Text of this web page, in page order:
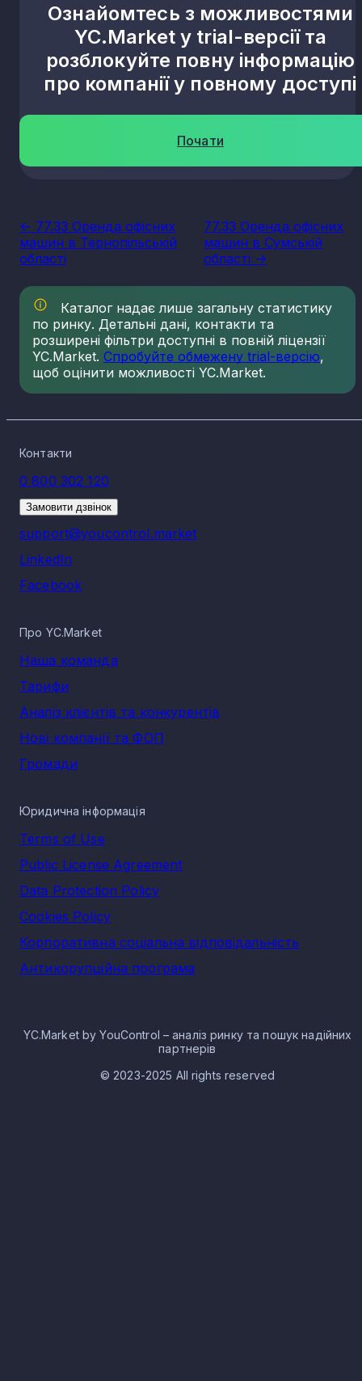
Ознайомтесь з можливостями
YC.Market у trial-версії та
розблокуйте повну інформацію
про компанії у повному доступі
Почати
<- 77.33 Оренда офісних
машин в Тернопільській
області
77.33 Оренда офісних
машин в Сумській
області ->
Каталог надає лише загальну статистику
по ринку. Детальні дані, контакти та
розширені фільтри доступні в повній ліцензії
YC.Market. Спробуйте обмежену trial-версію,
щоб оцінити можливості YC.Market.
Контакти
0 800 302 120
Замовити дзвінок
support@youcontrol.market
LinkedIn
Facebook
Про YC.Market
Наша команда
Тарифи
Аналіз клієнтів та конкурентів
Нові компанії та ФОП
Громади
Юридична інформація
Terms of Use
Public License Agreement
Data Protection Policy
Cookies Policy
Корпоративна соціальна відповідальність
Антикорупційна програма
YC.Market by YouControl – аналіз ринку та пошук надійних
партнерів
© 2023-2025 All rights reserved